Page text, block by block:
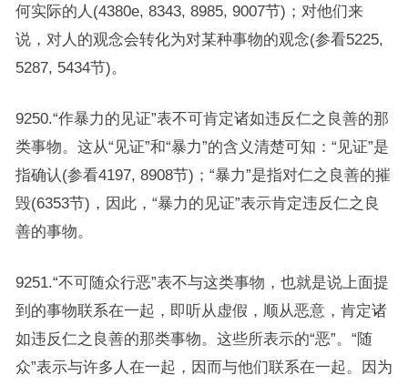
何实际的人(4380e, 8343, 8985, 9007节)；对他们来
说，对人的观念会转化为对某种事物的观念(参看5225,
5287, 5434节)。
9250.“作暴力的见证”表不可肯定诸如违反仁之良善的那
类事物。这从“见证”和“暴力”的含义清楚可知：“见证”是
指确认(参看4197, 8908节)；“暴力”是指对仁之良善的摧
毁(6353节)，因此，“暴力的见证”表示肯定违反仁之良
善的事物。
9251.“不可随众行恶”表不与这类事物，也就是说上面提
到的事物联系在一起，即听从虚假，顺从恶意，肯定诸
如违反仁之良善的那类事物。这些所表示的“恶”。“随
众”表示与许多人在一起，因而与他们联系在一起。因为